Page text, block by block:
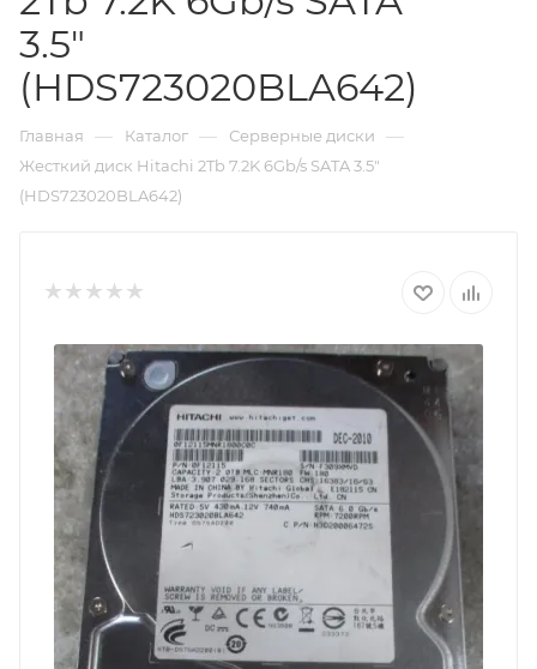
3.5"
(HDS723020BLA642)
Главная — Каталог — Серверные диски —
Жесткий диск Hitachi 2Tb 7.2K 6Gb/s SATA 3.5"
(HDS723020BLA642)